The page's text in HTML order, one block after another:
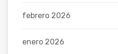
febrero 2026
enero 2026